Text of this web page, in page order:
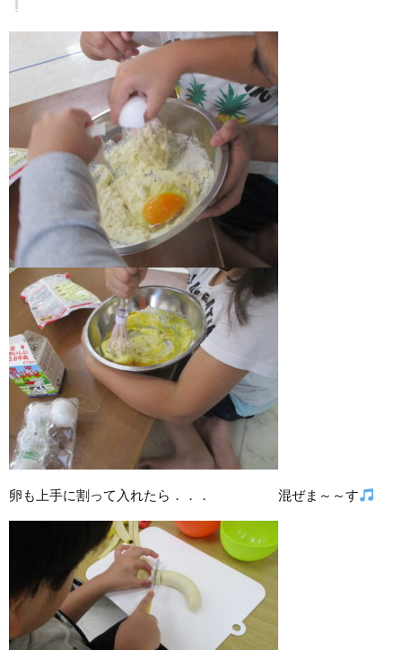
卵も上手に割って入れたら．．． 混ぜま～～す